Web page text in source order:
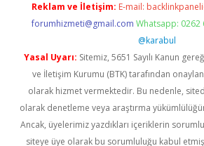
Reklam ve İletişim: E-mail:
forumhizmeti@gmail.com Whatsapp: 0262
@karabul
Yasal Uyarı: Sitemiz, 5651 Sayılı Kanun
ve İletişim Kurumu (BTK) tarafından
olarak hizmet vermektedir. Bu nedenle,
olarak denetleme veya araştırma
Ancak, üyelerimiz yazdıkları içeriklerin
siteye üye olarak bu sorumluluğu kabul